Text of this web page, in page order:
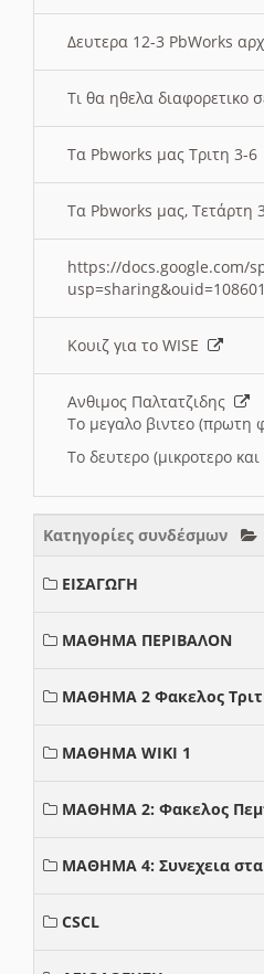
Δευτερα 12-3 PbWorks
Τι θα ηθελα διαφορετικο
Τα Pbworks μας Τριτη 3-6
Τα Pbworks μας, Τετάρτη
https://docs.google.com/
Κουιζ για το WISE
Ανθιμος Παλτατζιδης
Το μεγαλο βιντεο (πρωτη
Το δευτερο (μικροτερο
Κατηγορίες συνδέσμων
ΕΙΣΑΓΩΓΗ
ΜΑΘΗΜΑ ΠΕΡΙΒΑΛΟΝ
ΜΑΘΗΜΑ 2 Φακελος
ΜΑΘΗΜΑ WIKI 1
ΜΑΘΗΜΑ 2: Φακελος
ΜΑΘΗΜΑ 4: Συνεχεια στα
CSCL